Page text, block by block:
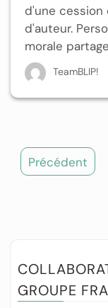
d'une cession
d'auteur.
morale
TeamBLIP!
Précédent
GROUPE